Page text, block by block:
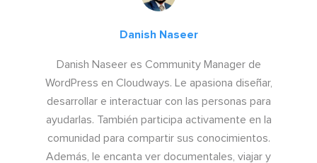
Danish Naseer
Danish Naseer es Community Manager de
WordPress en Cloudways. Le apasiona diseñar,
desarrollar e interactuar con las personas para
ayudarlas. También participa activamente en la
comunidad para compartir sus conocimientos.
Además, le encanta ver documentales, viajar y